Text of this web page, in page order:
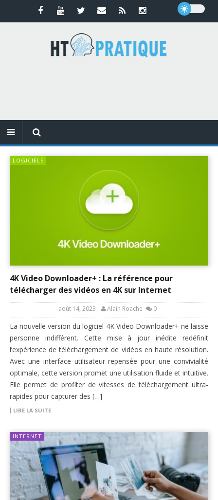
LOGICIELS
4K Video Downloader+ : La référence pour
télécharger des vidéos en 4K sur Internet
août 14, 2023 Alain Roache 0
La nouvelle version du logiciel 4K Video Downloader+ ne laisse
personne indifférent. Cette mise à jour inédite redéfinit
l’expérience de téléchargement de vidéos en haute résolution.
Avec une interface utilisateur repensée pour une convivialité
optimale, cette version promet une utilisation fluide et intuitive.
Elle permet de profiter de vitesses de téléchargement ultra-
rapides pour capturer des […]
LIRE LA SUITE
INTERNET